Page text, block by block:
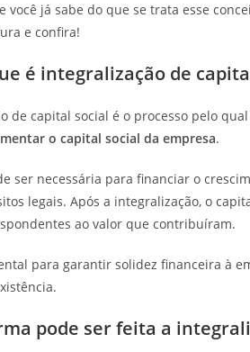
você já sabe do que se trata esse
e confira!
é integralização de
de capital social é o processo pelo
o capital social da empresa.
ser necessária para financiar o
legais. Após a integralização, o
ao valor que contribuíram.
para garantir solidez financeira à
pode ser feita a